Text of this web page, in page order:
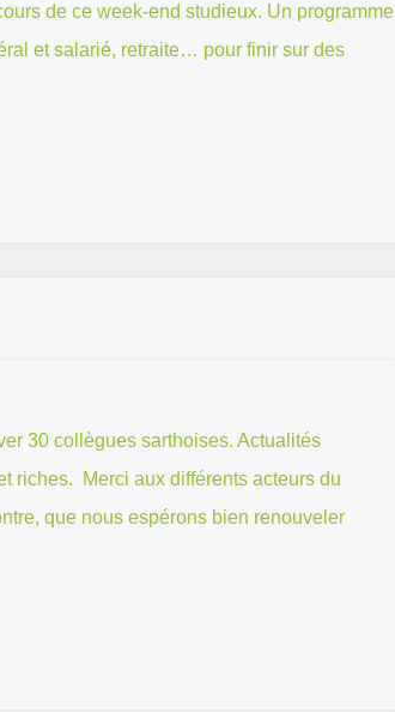
de ce week-end studieux. Un programme
et salarié, retraite… pour finir sur des
30 collègues sarthoises. Actualités
riches. Merci aux différents acteurs du
que nous espérons bien renouveler